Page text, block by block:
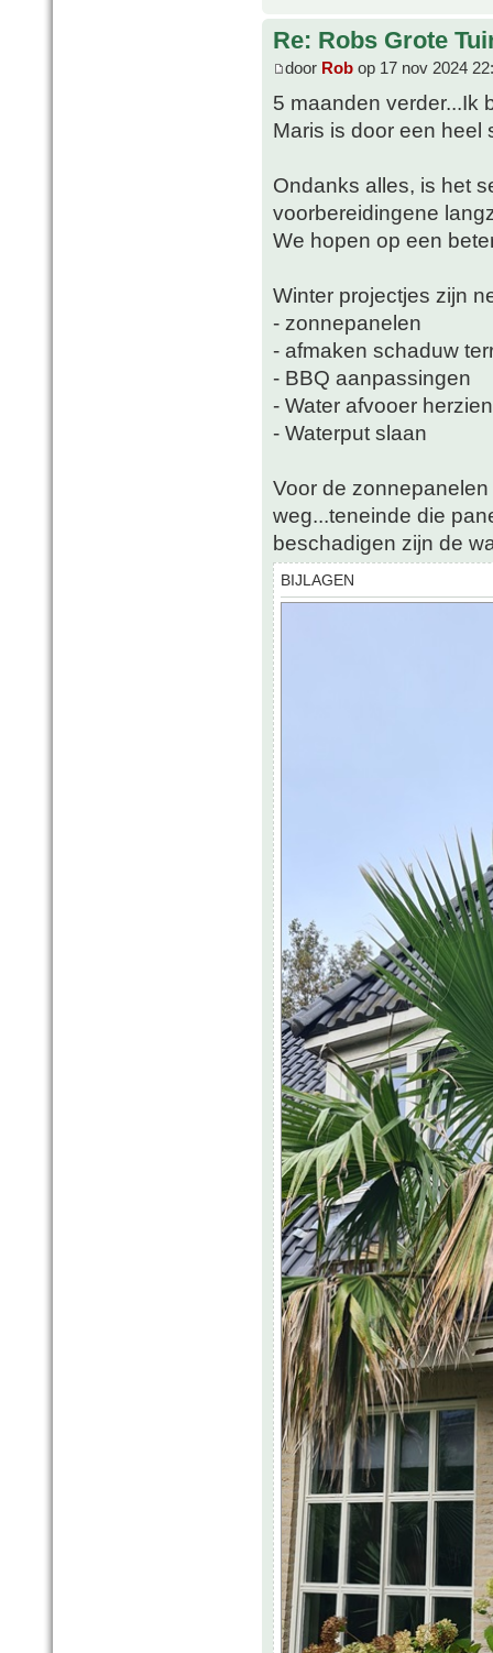
Re: Robs Grote
door Rob op 17 nov 2024
5 maanden verder...Ik
Maris is door een heel
Ondanks alles, is het
voorbereidingene
We hopen op een
Winter projectjes zijn
- zonnepanelen
- afmaken schaduw
- BBQ aanpassingen
- Water afvooer herzien
- Waterput slaan
Voor de
weg...teneinde die
beschadigen zijn de
BIJLAGEN